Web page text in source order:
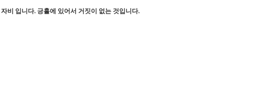
자비 입니다. 긍휼에 있어서 거짓이 없는 것입니다.